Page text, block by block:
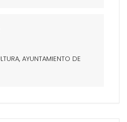
AYUNTAMIENTO DE